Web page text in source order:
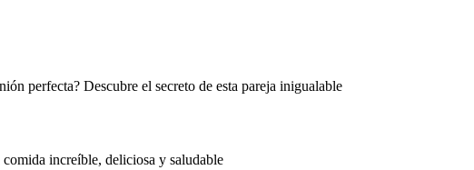
perfecta? Descubre el secreto de esta pareja inigualable
comida increíble, deliciosa y saludable